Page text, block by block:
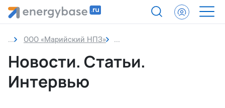
ООО «Марийский НПЗ» Новости
Новости. Статьи.
Интервью